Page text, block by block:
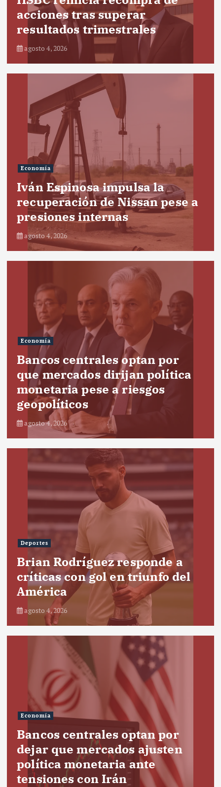
acciones tras superar
resultados trimestrales
agosto 4, 2026
Economía
Iván Espinosa impulsa la
recuperación de Nissan pese a
presiones internas
agosto 4, 2026
Economía
Bancos centrales optan por
que mercados dirijan política
monetaria pese a riesgos
geopolíticos
agosto 4, 2026
Deportes
Brian Rodríguez responde a
críticas con gol en triunfo del
América
agosto 4, 2026
Economía
Bancos centrales optan por
dejar que mercados ajusten
política monetaria ante
tensiones con Irán